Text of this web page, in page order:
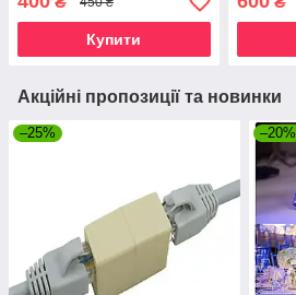
подовжувач з базою
Купити
Акційні пропозиції та новинки
–25% –20%